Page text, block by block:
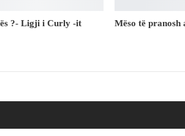
?- Ligji i Curly -it Mëso të pranosh